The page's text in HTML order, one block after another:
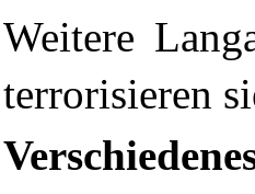
Weitere
terrorisieren